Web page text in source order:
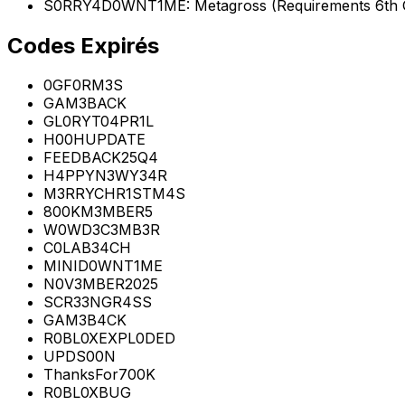
S0RRY4D0WNT1ME: Metagross (Requirements 6th
Codes Expirés
0GF0RM3S
GAM3BACK
GL0RYT04PR1L
H00HUPDATE
FEEDBACK25Q4
H4PPYN3WY34R
M3RRYCHR1STM4S
800KM3MBER5
W0WD3C3MB3R
C0LAB34CH
MINID0WNT1ME
N0V3MBER2025
SCR33NGR4SS
GAM3B4CK
R0BL0XEXPL0DED
UPDS00N
ThanksFor700K
R0BL0XBUG